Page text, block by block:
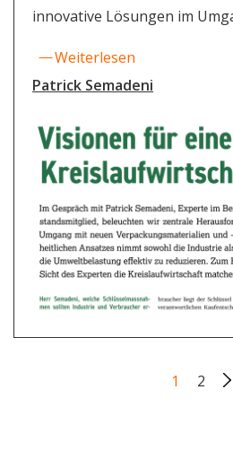
innovative Lösungen im
Weiterlesen
Patrick Semadeni
1 2